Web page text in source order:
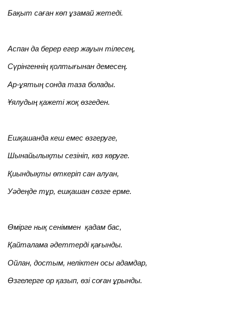
Бақыт саған көп ұзамай жетеді.
Аспан да берер егер жауын тілесең,
Сүрінгеннің қолтығынан демесең.
Ар-ұятың сонда таза болады.
Ұялудың қажеті жоқ өзгеден.
Ешқашанда кеш емес өзгеруге,
Шынайылықты сезініп, көз көруге.
Қиындықты өткеріп сан алуан,
Уәдеңде тұр, ешқашан сөзге ерме.
Өмірге нық сеніммен қадам бас,
Қайталама әдеттерді қағынды.
Ойлан, достым, неліктен осы адамдар,
Өзгелерге ор қазып, өзі соған ұрынды.